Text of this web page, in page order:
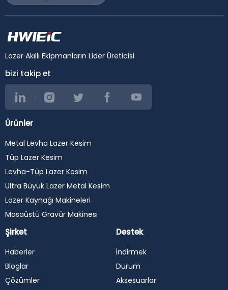
Lazer Akıllı Ekipmanların Lider Üreticisi
bizi takip et
Ürünler
Metal Levha Lazer Kesim
Tüp Lazer Kesim
Levha-Tüp Lazer Kesim
Ultra Büyük Lazer Metal Kesim
Lazer Kaynağı Makineleri
Masaüstü Gravür Makinesi
Şirket
Haberler
Bloglar
Çözümler
Destek
İndirmek
Durum
Aksesuarlar